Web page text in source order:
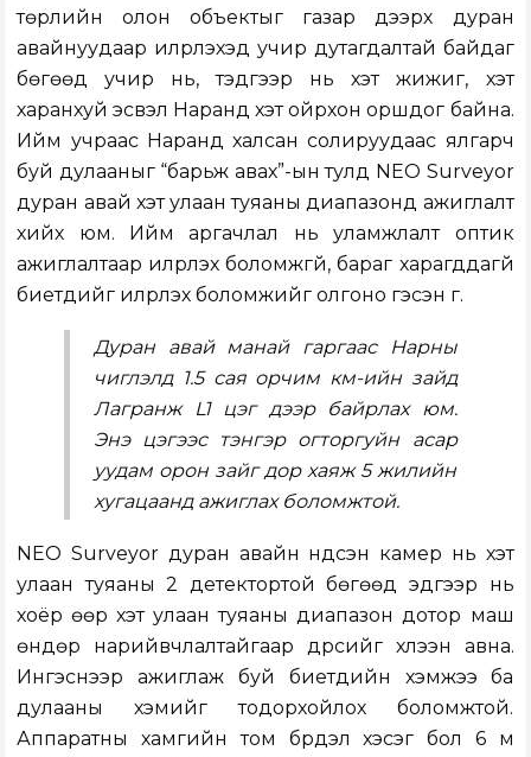
төрлийн олон объектыг газар дээрх дуран
авайнуудаар илрүүлэхэд учир дутагдалтай байдаг
бөгөөд учир нь, тэдгээр нь хэт жижиг, хэт
харанхуй эсвэл Наранд хэт ойрхон оршдог байна.
Ийм учраас Наранд халсан солируудаас ялгарч
буй дулааныг “барьж авах”-ын тулд NEO Surveyor
дуран авай хэт улаан туяаны диапазонд ажиглалт
хийх юм. Ийм аргачлал нь уламжлалт оптик
ажиглалтаар илрүүлэх боломжгүй, бараг харагддагүй
биетүүдийг илрүүлэх боломжийг олгоно гэсэн үг.
Дуран авай манай гаргаас Нарны
чиглэлд 1.5 сая орчим км-ийн зайд
Лагранж L1 цэг дээр байрлах юм.
Энэ цэгээс тэнгэр огторгуйн асар
уудам орон зайг дор хаяж 5 жилийн
хугацаанд ажиглах боломжтой.
NEO Surveyor дуран авайн үндсэн камер нь хэт
улаан туяаны 2 детектортой бөгөөд эдгээр нь
хоёр өөр хэт улаан туяаны диапазон дотор маш
өндөр нарийвчлалтайгаар дүрсийг хүлээн авна.
Ингэснээр ажиглаж буй биетүүдийн хэмжээ ба
дулааны хэмийг тодорхойлох боломжтой.
Аппаратны хамгийн том бүрдэл хэсэг бол 6 м